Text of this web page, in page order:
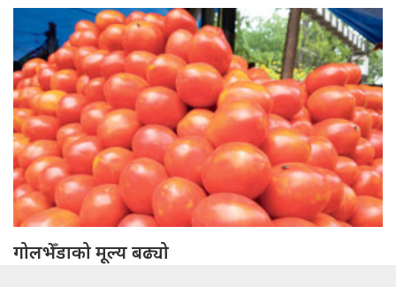
गोलभेँडाको मूल्य बढ्यो